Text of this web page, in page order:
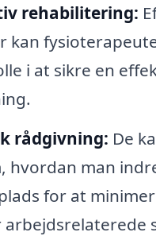
rehabilitering:
kan
i at sikre en
rådgivning: De
hvordan man
for at